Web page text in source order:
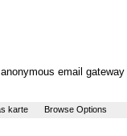
email
karte Browse Options